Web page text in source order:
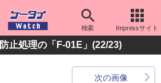
検索 Impressサイト
止処理の「F-01E」 (22/23)
次の画像